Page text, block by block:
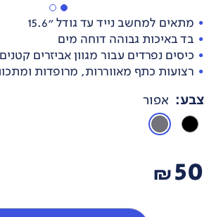
מתאים למחשב נייד עד גודל "15.6
בד באיכות גבוהה דוחה מים
כיסים נפרדים עבור מגוון אביזרים קטנים
רצועות כתף מאווררות, מרופדות
צבע: אפור
50
₪